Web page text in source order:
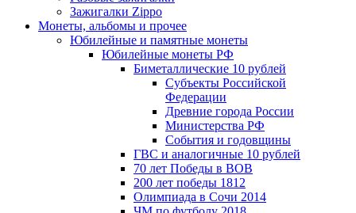
Зажигалки Zippo
Монеты, альбомы и прочее
Юбилейные и памятные монеты
Юбилейные монеты РФ
Биметаллические 10 рублей
Субъекты Российской
Федерации
Древние города России
Министерства РФ
События и годовщины
ГВС и аналогичные 10 рублей
70 лет Победы в ВОВ
200 лет победы 1812
Олимпиада в Сочи 2014